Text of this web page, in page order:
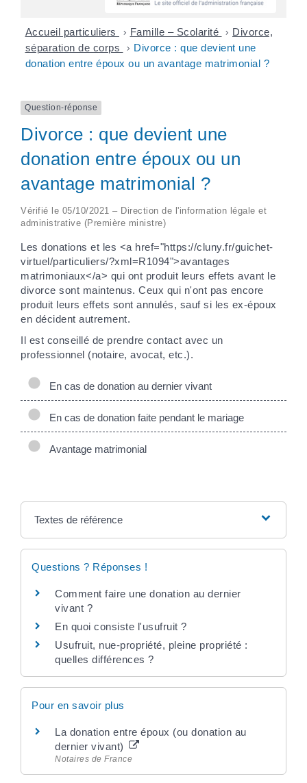
Accueil particuliers > Famille – Scolarité > Divorce,
séparation de corps
> Divorce : que devient une
donation entre époux ou un avantage matrimonial ?
Question-réponse
Divorce : que devient une
donation entre époux ou un
avantage matrimonial ?
Vérifié le 05/10/2021 – Direction de l'information légale et
administrative (Première ministre)
Les donations et les <a href="https://cluny.fr/guichet-
virtuel/particuliers/?xml=R1094">avantages
matrimoniaux</a> qui ont produit leurs effets avant le
divorce sont maintenus. Ceux qui n'ont pas encore
produit leurs effets sont annulés, sauf si les ex-époux
en décident autrement.
Il est conseillé de prendre contact avec un
professionnel (notaire, avocat, etc.).
En cas de donation au dernier vivant
En cas de donation faite pendant le mariage
Avantage matrimonial
Textes de référence
Questions ? Réponses !
Comment faire une donation au dernier
vivant ?
En quoi consiste l'usufruit ?
Usufruit, nue-propriété, pleine propriété :
quelles différences ?
Pour en savoir plus
La donation entre époux (ou donation au
dernier vivant)
Notaires de France